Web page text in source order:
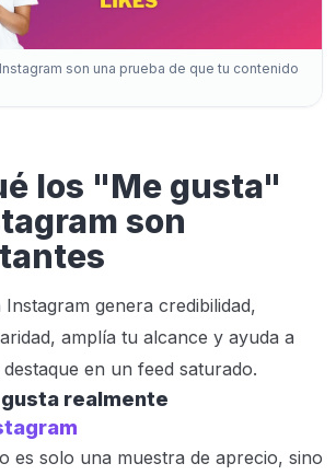
son una prueba de que tu contenido
los "Me gusta"
son
genera credibilidad,
amplía tu alcance y ayuda a
en un feed saturado.
realmente
es solo una muestra de aprecio, sino